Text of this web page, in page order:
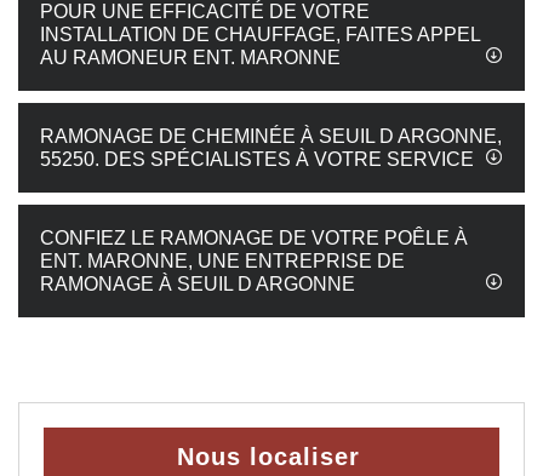
POUR UNE EFFICACITÉ DE VOTRE
INSTALLATION DE CHAUFFAGE, FAITES APPEL
AU RAMONEUR ENT. MARONNE
RAMONAGE DE CHEMINÉE À SEUIL D ARGONNE,
55250. DES SPÉCIALISTES À VOTRE SERVICE
CONFIEZ LE RAMONAGE DE VOTRE POÊLE À
ENT. MARONNE, UNE ENTREPRISE DE
RAMONAGE À SEUIL D ARGONNE
Nous localiser